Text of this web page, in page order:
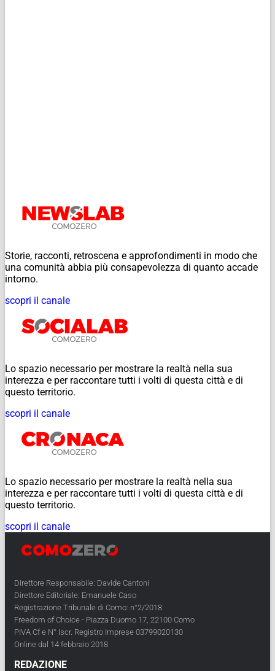
Storie, racconti, retroscena e approfondimenti in modo che
una comunità abbia più consapevolezza di quanto accade
intorno.
scopri il canale
Lo spazio necessario per mostrare la realtà nella sua
interezza e per raccontare tutti i volti di questa città e di
questo territorio.
scopri il canale
Lo spazio necessario per mostrare la realtà nella sua
interezza e per raccontare tutti i volti di questa città e di
questo territorio.
scopri il canale
Direttore Responsabile: Davide Cantoni
Direttore Editoriale: Emanuele Caso
Registrazione Tribunale di Como: n°2/2018
Freedom of Choice - Piazza Duomo 17, 22100 Como
PIVA Cf e N° Iscr. Registro Imprese 03799020130
Online dal 14 febbraio 2018
REDAZIONE